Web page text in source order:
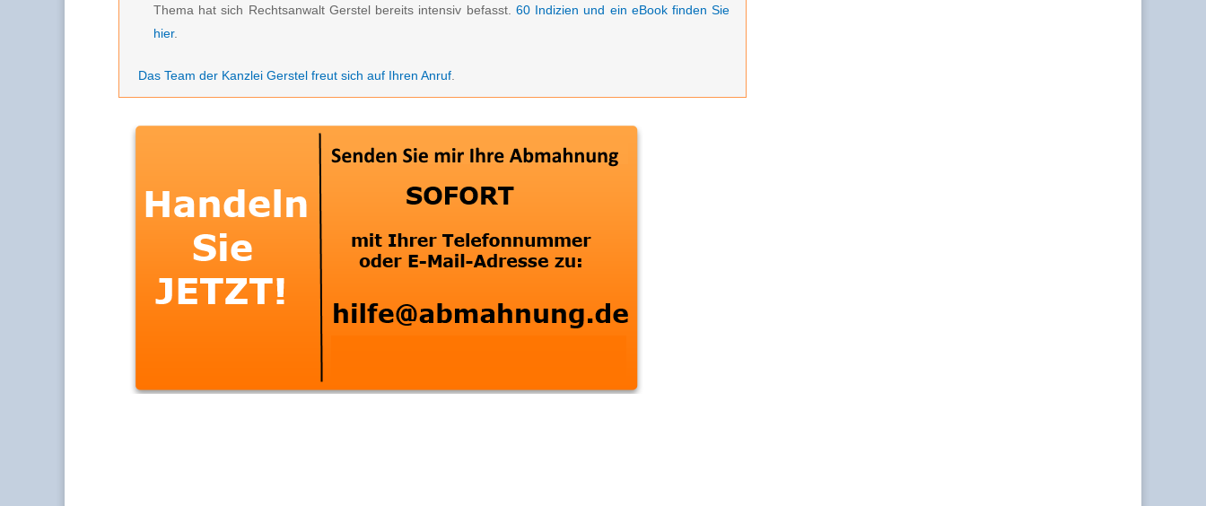
Thema hat sich Rechtsanwalt Gerstel bereits intensiv befasst. 60 Indizien und ein eBook finden Sie
hier.
Das Team der Kanzlei Gerstel freut sich auf Ihren Anruf